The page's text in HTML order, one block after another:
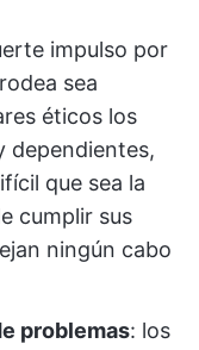
impulso por
sea
éticos los
dependientes,
que sea la
cumplir sus
ningún cabo
problemas: los